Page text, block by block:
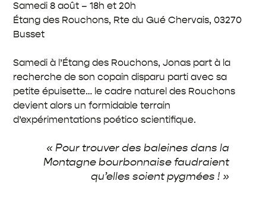
Samedi 8 août – 18h et 20h
Étang des Rouchons, Rte du Gué Chervais, 03270
Busset
Samedi à l’Étang des Rouchons, Jonas part à la
recherche de son copain disparu parti avec sa
petite épuisette… le cadre naturel des Rouchons
devient alors un formidable terrain
d’expérimentations poético scientifique.
« Pour trouver des baleines dans la
Montagne bourbonnaise faudraient
qu’elles soient pygmées ! »